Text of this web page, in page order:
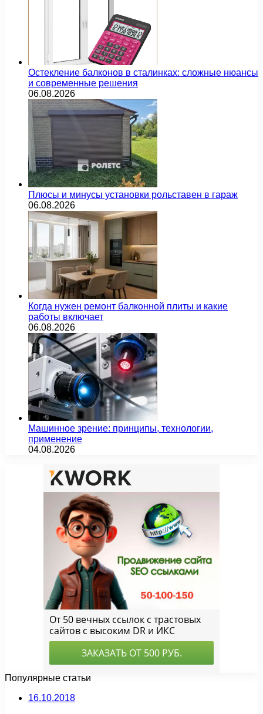
Остекление балконов в сталинках: сложные нюансы
и современные решения
06.08.2026
Плюсы и минусы установки рольставен в гараж
06.08.2026
Когда нужен ремонт балконной плиты и какие
работы включает
06.08.2026
Машинное зрение: принципы, технологии,
применение
04.08.2026
Популярные статьи
16.10.2018